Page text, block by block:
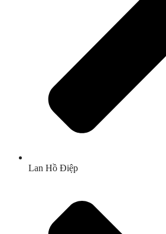
Lan Hồ Điệp